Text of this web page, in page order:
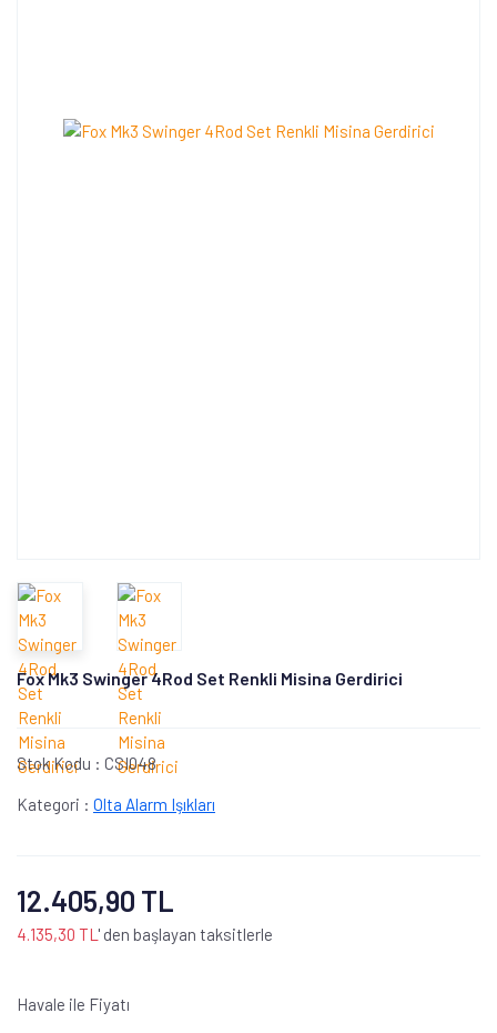
Fox Mk3 Swinger 4Rod Set Renkli Misina Gerdirici
Stok Kodu : CSI048
Kategori : Olta Alarm Işıkları
12.405,90 TL
4.135,30 TL ' den başlayan taksitlerle
Havale ile Fiyatı